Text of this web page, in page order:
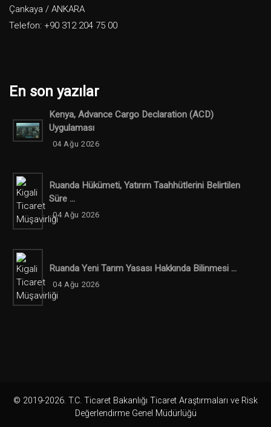
Çankaya / ANKARA
Telefon: +90 312 204 75 00
En son yazılar
Kenya, Advance Cargo Declaration (ACD)
Uygulaması
04 Ağu 2026
Ruanda Hükümeti, Yatırım Taahhütlerini Belirtilen
Süre ...
04 Ağu 2026
Ruanda Yeni Tarım Yasası Hakkında Bilinmesi ...
04 Ağu 2026
© 2019-2026. T.C. Ticaret Bakanlığı Ticaret Araştırmaları ve Risk
Değerlendirme Genel Müdürlüğü